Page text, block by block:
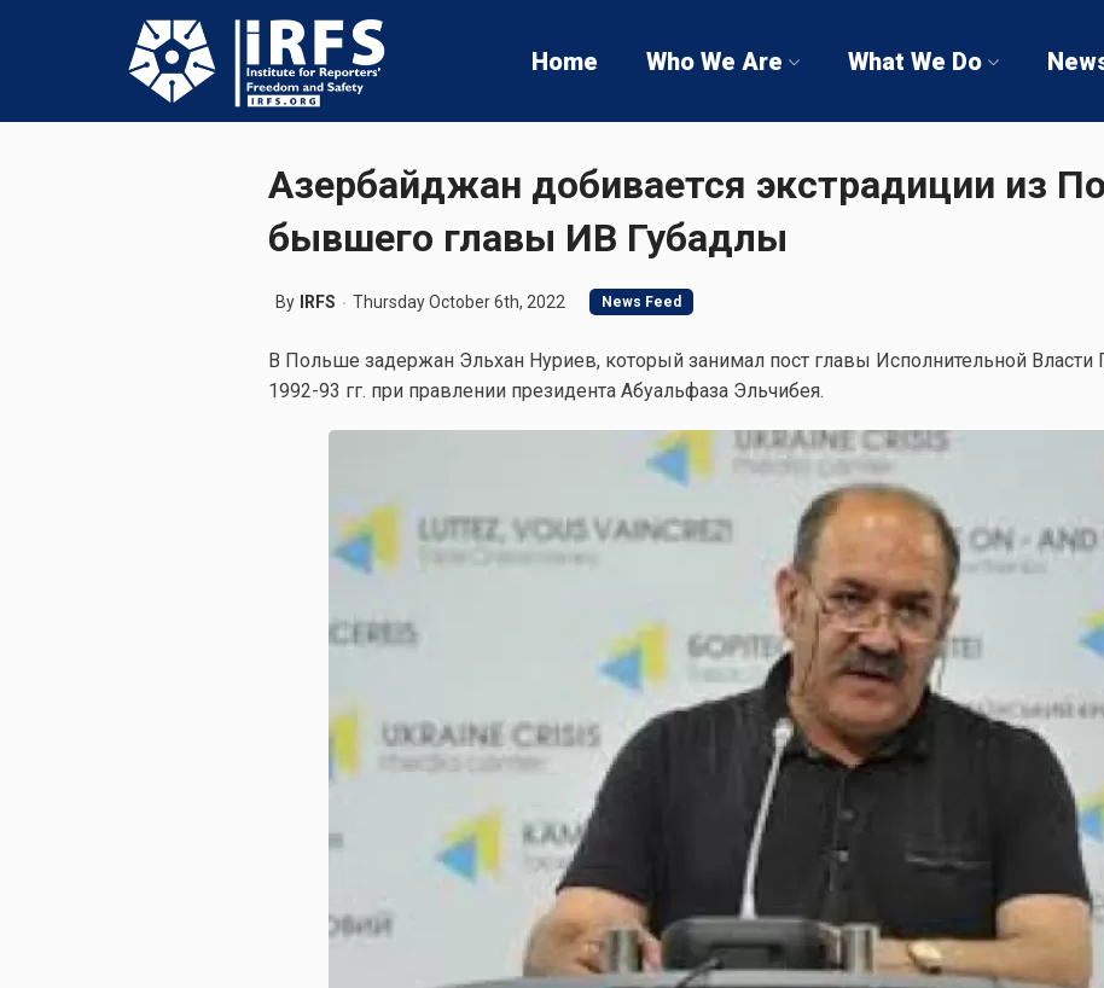
Home Who We Are What We Do
Азербайджан добивается экстрадиции из
бывшего главы ИВ Губадлы
By IRFS Thursday October 6th, 2022 News Feed
В Польше задержан Эльхан Нуриев, который занимал пост главы Исполнительной Власти
1992-93 гг. при правлении президента Абуальфаза Эльчибея.